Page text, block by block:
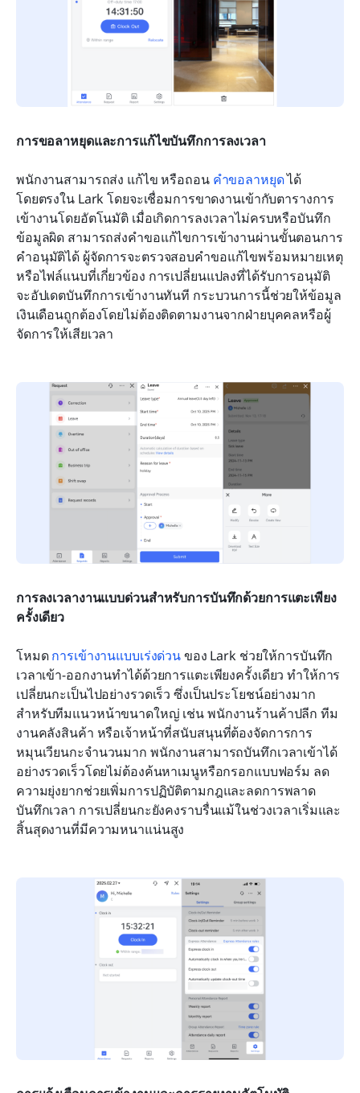
การขอลาหยุดและการแก้ไขบันทึกการลงเวลา
พนักงานสามารถส่ง แก้ไข หรือถอน คำขอลาหยุด ได้
โดยตรงใน Lark โดยจะเชื่อมการขาดงานเข้ากับตารางการ
เข้างานโดยอัตโนมัติ เมื่อเกิดการลงเวลาไม่ครบหรือบันทึก
ข้อมูลผิด สามารถส่งคำขอแก้ไขการเข้างานผ่านขั้นตอนการ
คำอนุมัติได้ ผู้จัดการจะตรวจสอบคำขอแก้ไขพร้อมหมายเหตุ
หรือไฟล์แนบที่เกี่ยวข้อง การเปลี่ยนแปลงที่ได้รับการอนุมัติ
จะอัปเดตบันทึกการเข้างานทันที กระบวนการนี้ช่วยให้ข้อมูล
เงินเดือนถูกต้องโดยไม่ต้องติดตามงานจากฝ่ายบุคคลหรือผู้
จัดการให้เสียเวลา
การลงเวลางานแบบด่วนสำหรับการบันทึกด้วยการแตะเพียง
ครั้งเดียว
โหมด การเข้างานแบบเร่งด่วน ของ Lark ช่วยให้การบันทึก
เวลาเข้า-ออกงานทำได้ด้วยการแตะเพียงครั้งเดียว ทำให้การ
เปลี่ยนกะเป็นไปอย่างรวดเร็ว ซึ่งเป็นประโยชน์อย่างมาก
สำหรับทีมแนวหน้าขนาดใหญ่ เช่น พนักงานร้านค้าปลีก ทีม
งานคลังสินค้า หรือเจ้าหน้าที่สนับสนุนที่ต้องจัดการการ
หมุนเวียนกะจำนวนมาก พนักงานสามารถบันทึกเวลาเข้าได้
อย่างรวดเร็วโดยไม่ต้องค้นหาเมนูหรือกรอกแบบฟอร์ม ลด
ความยุ่งยากช่วยเพิ่มการปฏิบัติตามกฎและลดการพลาด
บันทึกเวลา การเปลี่ยนกะยังคงราบรื่นแม้ในช่วงเวลาเริ่มและ
สิ้นสุดงานที่มีความหนาแน่นสูง